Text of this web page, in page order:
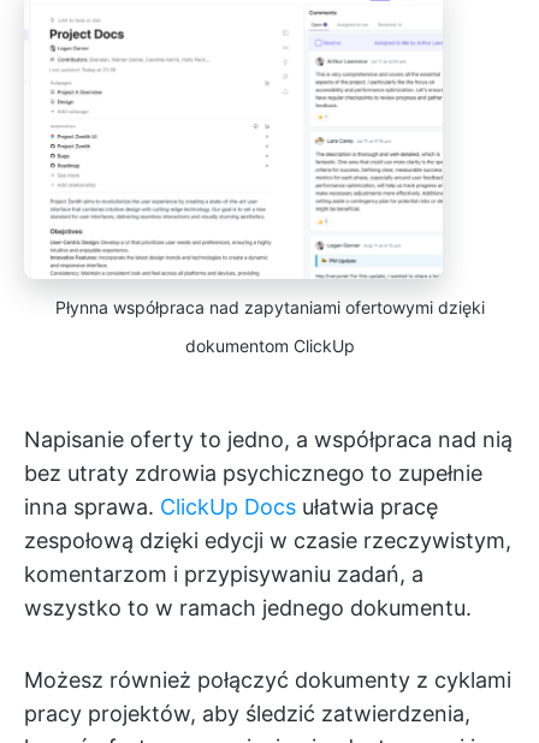
Płynna współpraca nad zapytaniami ofertowymi dzięki
dokumentom ClickUp
Napisanie oferty to jedno, a współpraca nad nią
bez utraty zdrowia psychicznego to zupełnie
inna sprawa. ClickUp Docs ułatwia pracę
zespołową dzięki edycji w czasie rzeczywistym,
komentarzom i przypisywaniu zadań, a
wszystko to w ramach jednego dokumentu.
Możesz również połączyć dokumenty z cyklami
pracy projektów, aby śledzić zatwierdzenia,